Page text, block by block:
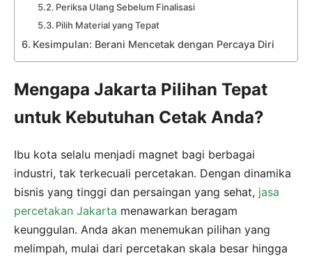
Periksa Ulang Sebelum Finalisasi
Pilih Material yang Tepat
Kesimpulan: Berani Mencetak dengan Percaya Diri
Mengapa Jakarta Pilihan Tepat
untuk Kebutuhan Cetak Anda?
Ibu kota selalu menjadi magnet bagi berbagai
industri, tak terkecuali percetakan. Dengan dinamika
bisnis yang tinggi dan persaingan yang sehat, jasa
percetakan Jakarta menawarkan beragam
keunggulan. Anda akan menemukan pilihan yang
melimpah, mulai dari percetakan skala besar hingga